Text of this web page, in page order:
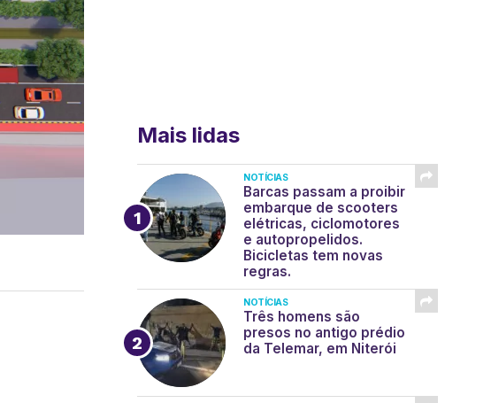
Mais lidas
NOTÍCIAS
Barcas passam a proibir
embarque de scooters
elétricas, ciclomotores
e autopropelidos.
Bicicletas tem novas
regras.
NOTÍCIAS
Três homens são
presos no antigo prédio
da Telemar, em Niterói